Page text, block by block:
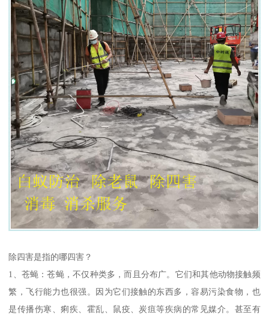
除四害是指的哪四害？
1、苍蝇：苍蝇，不仅种类多，而且分布广。它们和其他动物接触频
繁，飞行能力也很强。因为它们接触的东西多，容易污染食物，也
是传播伤寒、痢疾、霍乱、鼠疫、炭疽等疾病的常见媒介。甚至有